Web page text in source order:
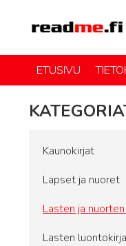
ETUSIVU
Kaunokirjat
Lapset ja nuoret
Lasten ja
Lasten